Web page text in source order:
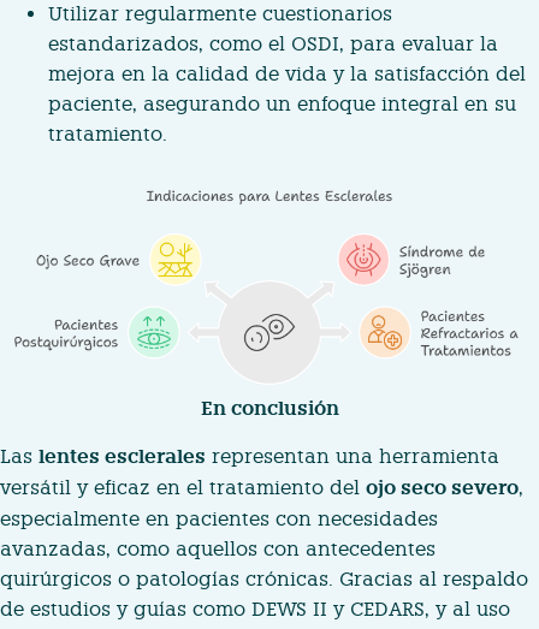
Utilizar regularmente cuestionarios
estandarizados, como el OSDI, para evaluar la
mejora en la calidad de vida y la satisfacción del
paciente, asegurando un enfoque integral en su
tratamiento.
En conclusión
Las lentes esclerales representan una herramienta
versátil y eficaz en el tratamiento del ojo seco severo,
especialmente en pacientes con necesidades
avanzadas, como aquellos con antecedentes
quirúrgicos o patologías crónicas. Gracias al respaldo
de estudios y guías como DEWS II y CEDARS, y al uso